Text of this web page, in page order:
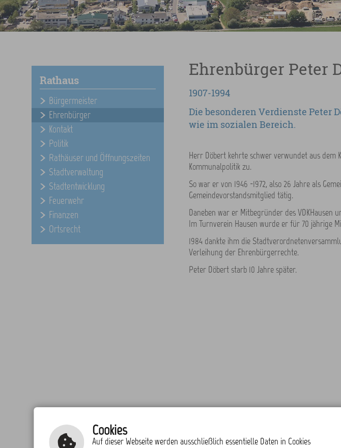
Rathaus
Bürgermeister
Ehrenbürger
Kontakt
Politik
Rathäuser und Öffnungszeiten
Stadtverwaltung
Stadtentwicklung
Feuerwehr
Finanzen
Ortsrecht
Ehrenbürger Peter
1907-1994
Die besonderen Verdienste Peter
wie im sozialen Bereich.
Herr Döbert kehrte schwer verwundet aus dem
Kommunalpolitik zu.
So war er von 1946 -1972, also 26 Jahre als
Gemeindevorstandsmitglied tätig.
Daneben war er Mitbegründer des VDKHausen
Im Turnverein Hausen wurde er für 70 jährige
1984 dankte ihm die
Verleihung der Ehrenbürgerrechte.
Peter Döbert starb 10 Jahre später.
Cookies
Auf dieser Webseite werden ausschließlich essentielle Daten in Cookies